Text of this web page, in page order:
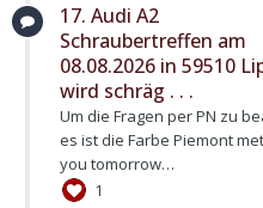
17. Audi A2
Schraubertreffen am
08.08.2026 in 59510
wird schräg . . .
Um die Fragen per PN zu
es ist die Farbe Piemont
you tomorrow…
1